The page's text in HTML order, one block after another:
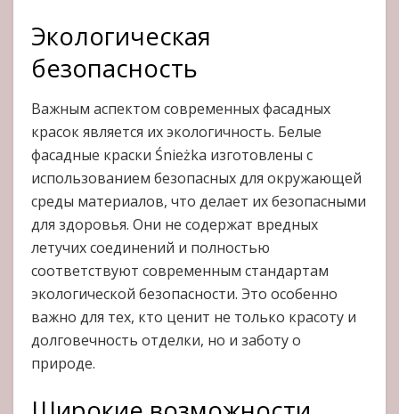
Экологическая
безопасность
Важным аспектом современных фасадных
красок является их экологичность. Белые
фасадные краски Śnieżka изготовлены с
использованием безопасных для окружающей
среды материалов, что делает их безопасными
для здоровья. Они не содержат вредных
летучих соединений и полностью
соответствуют современным стандартам
экологической безопасности. Это особенно
важно для тех, кто ценит не только красоту и
долговечность отделки, но и заботу о
природе.